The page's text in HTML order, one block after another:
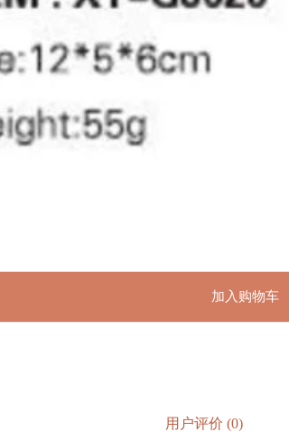
加入购物车
用户评价 (0)